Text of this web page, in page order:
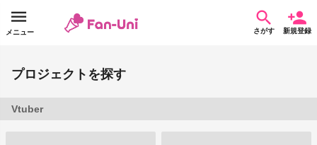
メニュー さがす 新規登録
プロジェクトを探す
Vtuber